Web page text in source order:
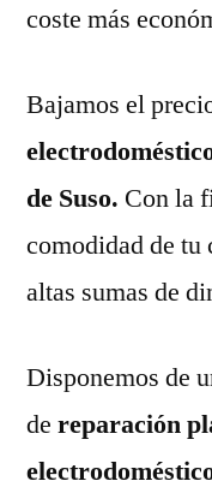
coste más
Bajamos el
de Suso. Con la
comodidad de tu
altas sumas de
Disponemos de
de reparación